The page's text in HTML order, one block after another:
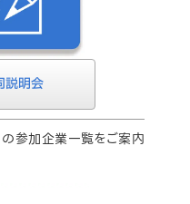
説明会
参加企業一覧をご案内